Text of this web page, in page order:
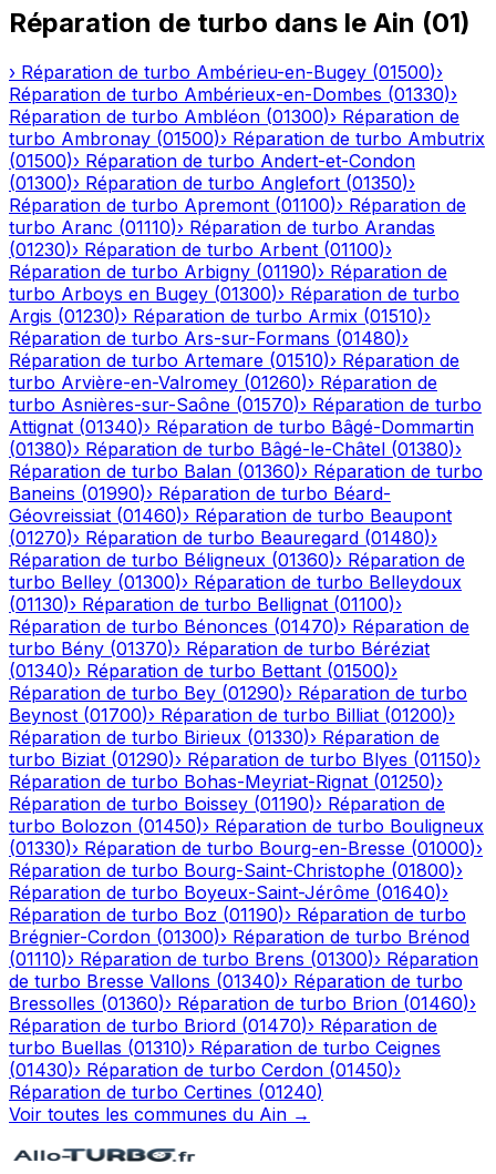
Réparation de turbo dans le Ain (01)
› Réparation de turbo Ambérieu-en-Bugey (01500)›
Réparation de turbo Ambérieux-en-Dombes (01330)›
Réparation de turbo Ambléon (01300)› Réparation de
turbo Ambronay (01500)› Réparation de turbo Ambutrix
(01500)› Réparation de turbo Andert-et-Condon
(01300)› Réparation de turbo Anglefort (01350)›
Réparation de turbo Apremont (01100)› Réparation de
turbo Aranc (01110)› Réparation de turbo Arandas
(01230)› Réparation de turbo Arbent (01100)›
Réparation de turbo Arbigny (01190)› Réparation de
turbo Arboys en Bugey (01300)› Réparation de turbo
Argis (01230)› Réparation de turbo Armix (01510)›
Réparation de turbo Ars-sur-Formans (01480)›
Réparation de turbo Artemare (01510)› Réparation de
turbo Arvière-en-Valromey (01260)› Réparation de
turbo Asnières-sur-Saône (01570)› Réparation de turbo
Attignat (01340)› Réparation de turbo Bâgé-Dommartin
(01380)› Réparation de turbo Bâgé-le-Châtel (01380)›
Réparation de turbo Balan (01360)› Réparation de turbo
Baneins (01990)› Réparation de turbo Béard-
Géovreissiat (01460)› Réparation de turbo Beaupont
(01270)› Réparation de turbo Beauregard (01480)›
Réparation de turbo Béligneux (01360)› Réparation de
turbo Belley (01300)› Réparation de turbo Belleydoux
(01130)› Réparation de turbo Bellignat (01100)›
Réparation de turbo Bénonces (01470)› Réparation de
turbo Bény (01370)› Réparation de turbo Béréziat
(01340)› Réparation de turbo Bettant (01500)›
Réparation de turbo Bey (01290)› Réparation de turbo
Beynost (01700)› Réparation de turbo Billiat (01200)›
Réparation de turbo Birieux (01330)› Réparation de
turbo Biziat (01290)› Réparation de turbo Blyes (01150)›
Réparation de turbo Bohas-Meyriat-Rignat (01250)›
Réparation de turbo Boissey (01190)› Réparation de
turbo Bolozon (01450)› Réparation de turbo Bouligneux
(01330)› Réparation de turbo Bourg-en-Bresse (01000)›
Réparation de turbo Bourg-Saint-Christophe (01800)›
Réparation de turbo Boyeux-Saint-Jérôme (01640)›
Réparation de turbo Boz (01190)› Réparation de turbo
Brégnier-Cordon (01300)› Réparation de turbo Brénod
(01110)› Réparation de turbo Brens (01300)› Réparation
de turbo Bresse Vallons (01340)› Réparation de turbo
Bressolles (01360)› Réparation de turbo Brion (01460)›
Réparation de turbo Briord (01470)› Réparation de
turbo Buellas (01310)› Réparation de turbo Ceignes
(01430)› Réparation de turbo Cerdon (01450)›
Réparation de turbo Certines (01240)
Voir toutes les communes du Ain →